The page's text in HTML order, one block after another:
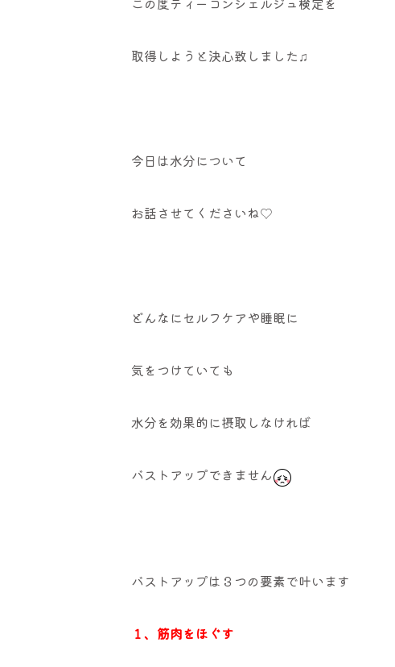
取得しようと決心致しました♫
今日は水分について
お話させてくださいね♡
どんなにセルフケアや睡眠に
気をつけていても
水分を効果的に摂取しなければ
バストアップできません
バストアップは３つの要素で叶います
１、筋肉をほぐす